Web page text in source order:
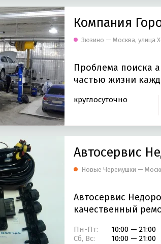
Компания
Зюзино — Москва, улица
Проблема поиска
частью жизни
круглосуточно
Автосервис
Новые Черёмушки —
Автосервис
качественный
Пн-Пт:
10:00 — 21:00
Сб, Вс:
10:00 — 21:00